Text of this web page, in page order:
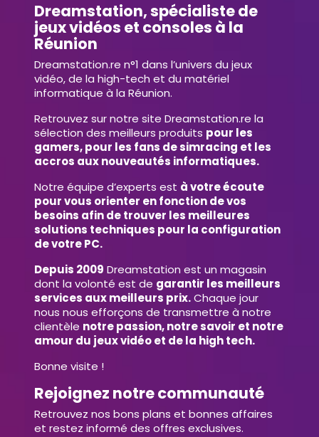
Dreamstation, spécialiste de
jeux vidéos et consoles à la
Réunion
Dreamstation.re n°1 dans l’univers du jeux
vidéo, de la high-tech et du matériel
informatique à la Réunion.
Retrouvez sur notre site Dreamstation.re la
sélection des meilleurs produits pour les
gamers, pour les fans de simracing et les
accros aux nouveautés informatiques.
Notre équipe d’experts est à votre écoute
pour vous orienter en fonction de vos
besoins afin de trouver les meilleures
solutions techniques pour la configuration
de votre PC.
Depuis 2009 Dreamstation est un magasin
dont la volonté est de garantir les meilleurs
services aux meilleurs prix.Chaque jour
nous nous efforçons de transmettre à notre
clientèle notre passion, notre savoir et notre
amour du jeux vidéo et de la high tech.
Bonne visite !
Rejoignez notre communauté
Retrouvez nos bons plans et bonnes affaires
et restez informé des offres exclusives.